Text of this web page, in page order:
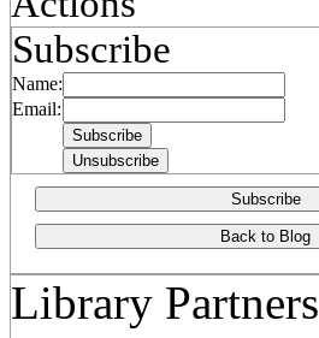
Subscribe
Name:
Email:
Subscribe
Back to Blog
Library Partners